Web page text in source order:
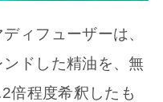
ィフューザーは、
ドした精油を、無
倍程度希釈したも